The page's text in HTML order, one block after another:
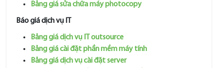
Bảng giá sửa chữa máy photocopy
Báo giá dịch vụ IT
Bảng giá dịch vụ IT outsource
Bảng giá cài đặt phần mềm máy tính
Bảng giá dịch vụ cài đặt server